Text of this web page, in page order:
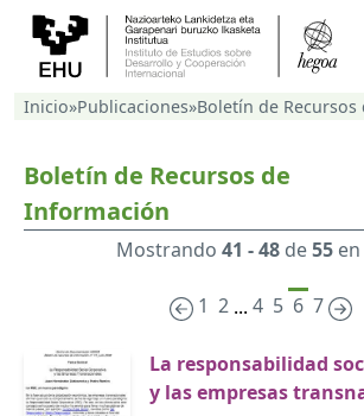
Inicio»Publicaciones»Boletín de
Boletín de Recursos de
Información
Mostrando 41 - 48de55en
1 2 ... 4 5 6 7
La responsabilidad
y las empresas